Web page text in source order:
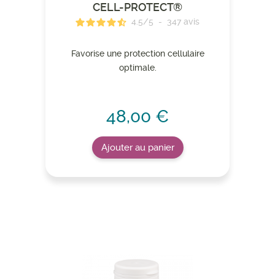
CELL-PROTECT®
4.5/5 - 347 avis
Favorise une protection cellulaire
optimale.
48,00 €
Ajouter au panier